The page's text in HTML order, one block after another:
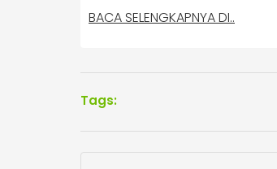
BACA SELENGKAPNYA DI..
Tags: